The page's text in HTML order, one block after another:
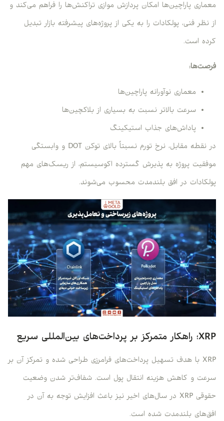
معماری پاراچین‌ها امکان پردازش موازی تراکنش‌ها را فراهم می‌کند و
از نظر فنی، پولکادات را به یکی از پروژه‌های پیشرفته بازار تبدیل
کرده است.
فرصت‌ها:
معماری نوآورانه پاراچین‌ها
سرعت بالاتر نسبت به بسیاری از بلاکچین‌ها
پاداش‌های جذاب استیکینگ
در نقطه مقابل، نرخ تورم نسبتاً بالای توکن DOT و وابستگی
موفقیت پروژه به پذیرش گسترده اکوسیستم، از ریسک‌های مهم
پولکادات در افق بلندمدت محسوب می‌شوند.
XRP؛ راهکار متمرکز بر پرداخت‌های بین‌المللی سریع
XRP با هدف تسهیل پرداخت‌های فرامرزی طراحی شده و تمرکز آن بر
سرعت و کاهش هزینه انتقال پول است. شفاف‌تر شدن وضعیت
حقوقی XRP در سال‌های اخیر نیز باعث افزایش توجه به آن در
افق‌های بلندمدت شده است.